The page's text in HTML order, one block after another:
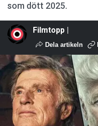
som dött 2025.
Filmtopp |
Dela artikeln